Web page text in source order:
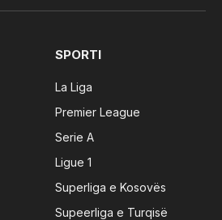
(Twitter)
SPORTI
La Liga
Premier League
Serie A
Ligue 1
Superliga e Kosovës
Supeerliga e Turqisë